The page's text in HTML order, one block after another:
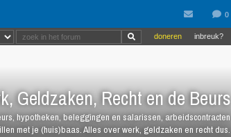
Geldzaken, Recht en de Beurs
hypotheken, beleggingen en salarissen, arbeidscontracten
met je (huis)baas. Alles over werk, geldzaken en recht dus.
inbreuk?
doneren